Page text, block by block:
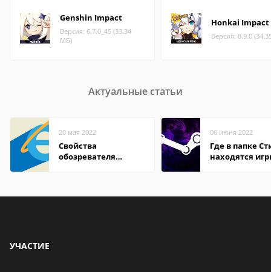
Genshin Impact
Версия: 6.7.0_45 (33.34
МБ)
Honkai Impact
Версия: 8.9.0
Актуальные статьи
20 мая 2022
Свойства
обозревателя
06 июня 2022
Где в папке
находятся
УЧАСТИЕ